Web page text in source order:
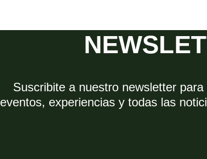
Suscribite a nuestro newsletter
eventos, experiencias y todas las